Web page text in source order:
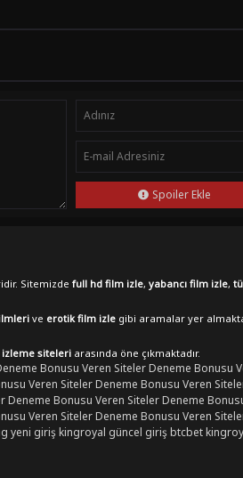
Spoiler Ekle
Sitemizde full hd film izle, yabancı film izle,
ve erotik film izle gibi aramalar yer
siteleri arasında öne çıkmaktadır.
Bonusu Veren SitelerDeneme Bonusu
Veren SitelerDeneme Bonusu Veren
Deneme Bonusu Veren SitelerDeneme
Veren SitelerDeneme Bonusu Veren
yeni girişkingroyal güncel girişbtcbet